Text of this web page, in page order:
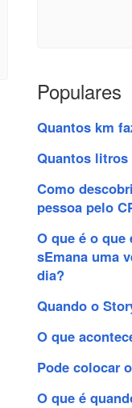
Populares
Quantos km
Quantos litros
Como
pessoa pelo
O que é o que
sEmana uma
dia?
Quando o
O que
Pode colocar
O que é